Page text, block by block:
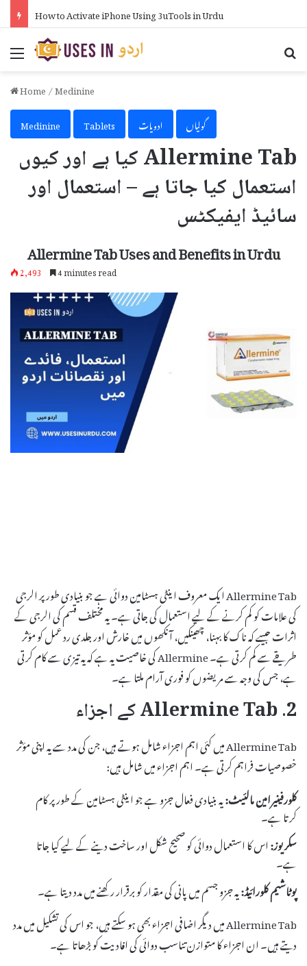
How to Activate iPhone Using 3uTools in Urdu
Menu
Home/Medinine
Medinine
Tablets ادویات گولیاں
Allermine Tab کیا ہے اور کیوں
استعمال کیا جاتا ہے – استعمال اور
سائیڈ ایفیکٹس
Allermine Tab Uses and Benefits in Urdu
2,493 4 minutes read
Allermine Tab ایک معروف اینٹی ہسٹامین دوائی ہے جو بنیادی طور پر الرجی
کی علامات کو کم کرنے کے لیے استعمال کی جاتی ہے۔ یہ مختلف قسم کی الرجی کے
اثرات جیسے کہ ناک کا بہنا، چھینکیں، آنکھوں میں خارش اور جلدی رد عمل کو مؤثر
طریقے سے کم کرتی ہے۔ Allermine کی خاصیت یہ ہے کہ یہ تیزی سے کام کرتی
ہے، جس کی وجہ سے مریضوں کو فوری آرام ملتا ہے۔
2. Allermine Tab کے اجزاء
Allermine Tab میں کئی اہم اجزاء شامل ہوتے ہیں، جن کی مدد سے یہ اپنی مؤثر
خصوصیات فراہم کرتی ہے۔ اہم اجزاء میں شامل ہیں:
کلورفینیرامین مالئیٹ:یہ بنیادی فعال جزو ہے جو اینٹی ہسٹامین کے طور پر کام
کرتا ہے۔
سکریوز:اس کا استعمال دوائی کو صحیح شکل اور ساخت دینے کے لیے کیا جاتا
ہے۔
پوٹاشیم کلورائیڈ:یہ جزو جسم میں پانی کی مقدار کو برقرار رکھنے میں مدد دیتا ہے۔
Allermine Tab میں دیگر اضافی اجزاء بھی ہو سکتے ہیں، جو اس کی تشکیل میں مدد
دیتے ہیں۔ ان اجزاء کا متوازن تناسب دوائی کی افادیت کو بڑھاتا ہے۔